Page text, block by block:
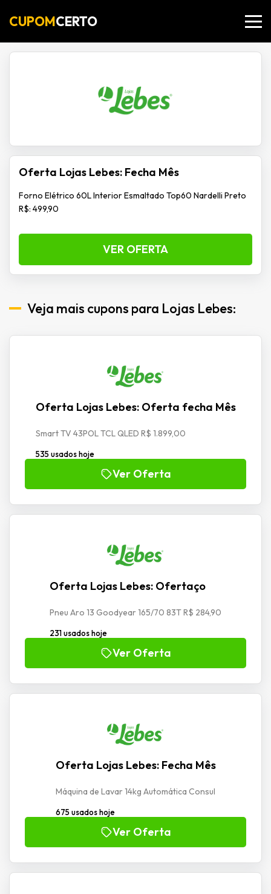
CUPOMCERTO
Oferta Lojas Lebes: Fecha Mês
Forno Elétrico 60L Interior Esmaltado Top60 Nardelli Preto
R$: 499,90
VER OFERTA
Veja mais cupons para Lojas Lebes:
Oferta Lojas Lebes: Oferta fecha Mês
Smart TV 43POL TCL QLED R$ 1.899,00
535 usados hoje
Ver Oferta
Oferta Lojas Lebes: Ofertaço
Pneu Aro 13 Goodyear 165/70 83T R$ 284,90
231 usados hoje
Ver Oferta
Oferta Lojas Lebes: Fecha Mês
Máquina de Lavar 14kg Automática Consul
675 usados hoje
Ver Oferta